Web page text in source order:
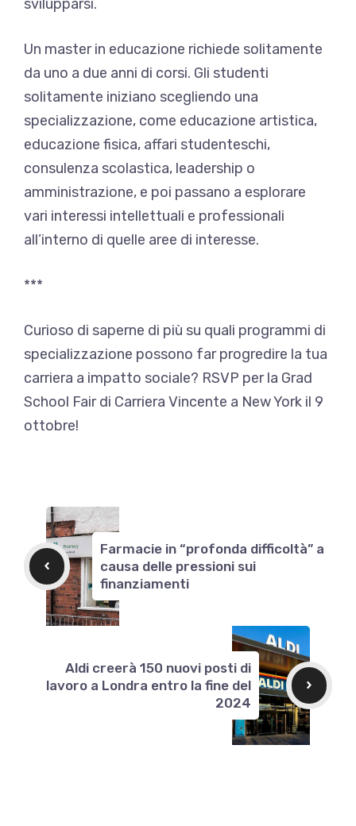
svilupparsi.
Un master in educazione richiede solitamente
da uno a due anni di corsi. Gli studenti
solitamente iniziano scegliendo una
specializzazione, come educazione artistica,
educazione fisica, affari studenteschi,
consulenza scolastica, leadership o
amministrazione, e poi passano a esplorare
vari interessi intellettuali e professionali
all’interno di quelle aree di interesse.
***
Curioso di saperne di più su quali programmi di
specializzazione possono far progredire la tua
carriera a impatto sociale? RSVP per la Grad
School Fair di Carriera Vincente a New York il 9
ottobre!
Farmacie in “profonda difficoltà” a
causa delle pressioni sui
finanziamenti
Aldi creerà 150 nuovi posti di
lavoro a Londra entro la fine del
2024